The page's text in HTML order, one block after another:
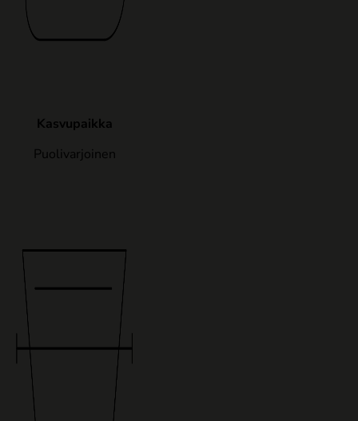
Kasvupaikka
Puolivarjoinen